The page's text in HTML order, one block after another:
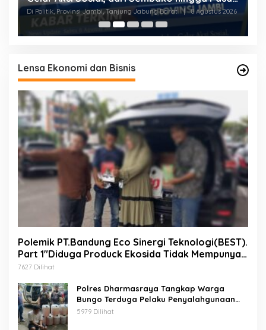
Tradisional
Di Politik, Provinsi Jambi, Tanjung Jabung Barat | 8 Agustus 2026
Lensa Ekonomi dan Bisnis
Polemik PT.Bandung Eco Sinergi Teknologi(BEST).
Part 1″Diduga Produck Ekosida Tidak Mempunyai
Izin Edar.
7627 Dilihat
Polres Dharmasraya Tangkap Warga
Bungo Terduga Pelaku Penyalahgunaan
BBM Bersubsidi
5979 Dilihat